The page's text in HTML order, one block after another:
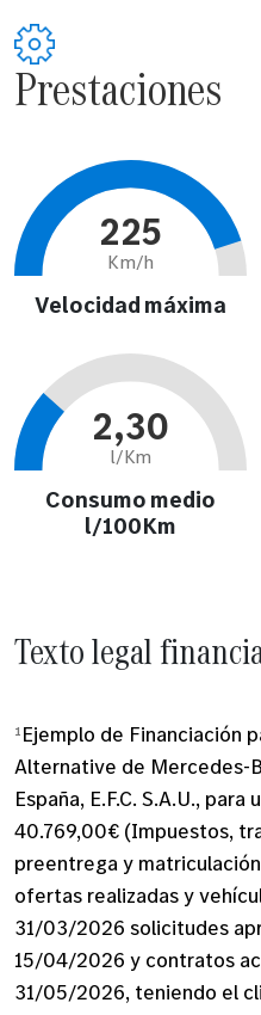
Prestaciones
225
Km/h
Velocidad máxima
2,30
l/Km
Consumo medio
l/100Km
Texto legal
¹Ejemplo de Financiación
Alternative de Mercedes-
España, E.F.C. S.A.U.,
40.769,00€ (Impuestos,
preentrega y
ofertas realizadas y
31/03/2026 solicitudes
15/04/2026 y contratos
31/05/2026, teniendo el